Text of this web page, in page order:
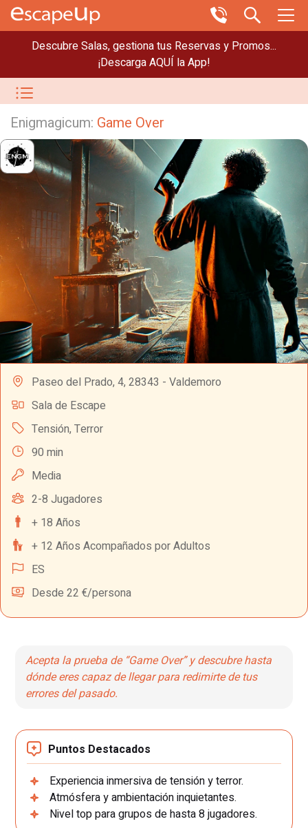
Descubre Salas, gestiona tus Reservas y Promos...
¡Descarga AQUÍ la App!
Enigmagicum: Game Over
Paseo del Prado, 4, 28343 - Valdemoro
Sala de Escape
Tensión, Terror
90 min
Media
2-8 Jugadores
+ 18 Años
+ 12 Años Acompañados por Adultos
ES
Desde 22 €/persona
Acepta la prueba de “Game Over” y descubre hasta
dónde eres capaz de llegar para redimirte de tus
errores del pasado.
Puntos Destacados
Experiencia inmersiva de tensión y terror.
Atmósfera y ambientación inquietantes.
Nivel top para grupos de hasta 8 jugadores.